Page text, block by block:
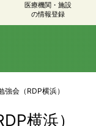
医療機関・施設
の情報登録
強会（RDP横浜）
横浜）